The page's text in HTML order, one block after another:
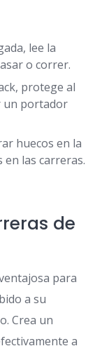
lee la
o correr.
protege al
un portador
huecos en la
en las carreras.
de
para
a su
Crea un
a